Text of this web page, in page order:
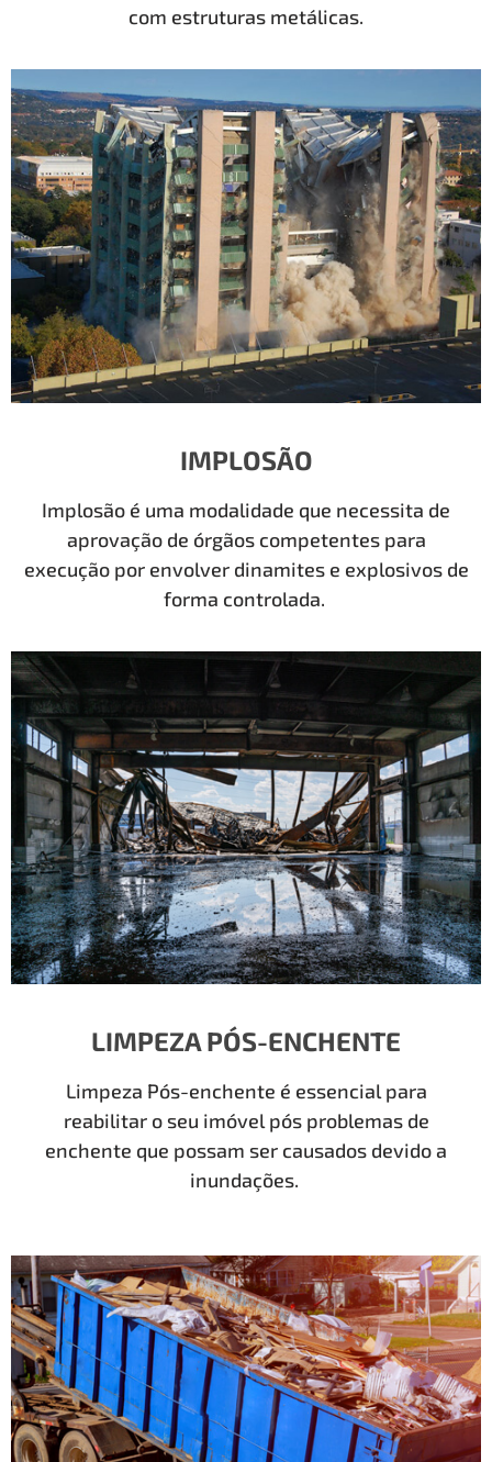
com estruturas metálicas.
IMPLOSÃO
Implosão é uma modalidade que necessita de
aprovação de órgãos competentes para
execução por envolver dinamites e explosivos de
forma controlada.
LIMPEZA PÓS-ENCHENTE
Limpeza Pós-enchente é essencial para
reabilitar o seu imóvel pós problemas de
enchente que possam ser causados devido a
inundações.